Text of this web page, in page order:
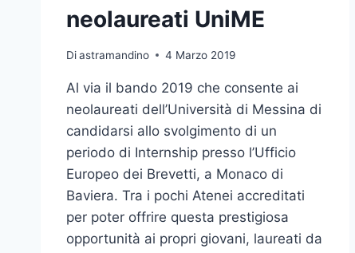
neolaureati UniME
Diastramandino 4 Marzo 2019
Al via il bando 2019 che consente ai
neolaureati dell’Università di Messina di
candidarsi allo svolgimento di un
periodo di Internship presso l’Ufficio
Europeo dei Brevetti, a Monaco di
Baviera. Tra i pochi Atenei accreditati
per poter offrire questa prestigiosa
opportunità ai propri giovani, laureati da